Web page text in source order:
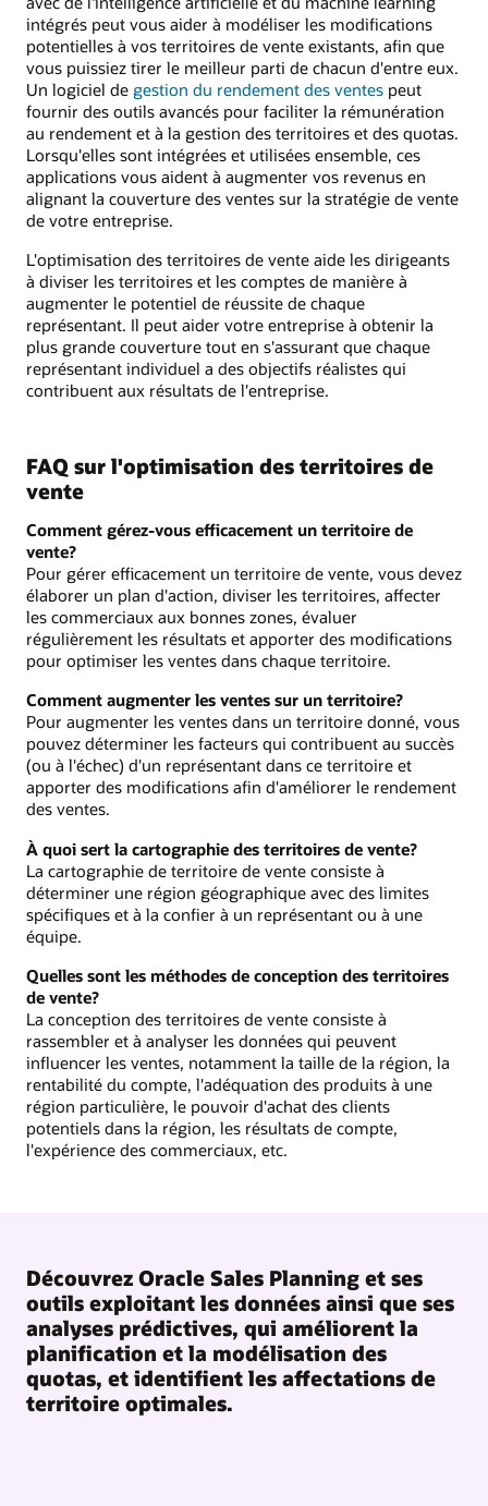
intégrés peut vous aider à modéliser les modifications
potentielles à vos territoires de vente existants, afin que
vous puissiez tirer le meilleur parti de chacun d'entre eux.
Un logiciel de gestion du rendement des ventes peut
fournir des outils avancés pour faciliter la rémunération
au rendement et à la gestion des territoires et des quotas.
Lorsqu'elles sont intégrées et utilisées ensemble, ces
applications vous aident à augmenter vos revenus en
alignant la couverture des ventes sur la stratégie de vente
de votre entreprise.
L'optimisation des territoires de vente aide les dirigeants
à diviser les territoires et les comptes de manière à
augmenter le potentiel de réussite de chaque
représentant. Il peut aider votre entreprise à obtenir la
plus grande couverture tout en s'assurant que chaque
représentant individuel a des objectifs réalistes qui
contribuent aux résultats de l'entreprise.
FAQ sur l'optimisation des territoires de
vente
Comment gérez-vous efficacement un territoire de
vente?
Pour gérer efficacement un territoire de vente, vous devez
élaborer un plan d'action, diviser les territoires, affecter
les commerciaux aux bonnes zones, évaluer
régulièrement les résultats et apporter des modifications
pour optimiser les ventes dans chaque territoire.
Comment augmenter les ventes sur un territoire?
Pour augmenter les ventes dans un territoire donné, vous
pouvez déterminer les facteurs qui contribuent au succès
(ou à l'échec) d'un représentant dans ce territoire et
apporter des modifications afin d'améliorer le rendement
des ventes.
À quoi sert la cartographie des territoires de vente?
La cartographie de territoire de vente consiste à
déterminer une région géographique avec des limites
spécifiques et à la confier à un représentant ou à une
équipe.
Quelles sont les méthodes de conception des territoires
de vente?
La conception des territoires de vente consiste à
rassembler et à analyser les données qui peuvent
influencer les ventes, notamment la taille de la région, la
rentabilité du compte, l'adéquation des produits à une
région particulière, le pouvoir d'achat des clients
potentiels dans la région, les résultats de compte,
l'expérience des commerciaux, etc.
Découvrez Oracle Sales Planning et ses
outils exploitant les données ainsi que ses
analyses prédictives, qui améliorent la
planification et la modélisation des
quotas, et identifient les affectations de
territoire optimales.